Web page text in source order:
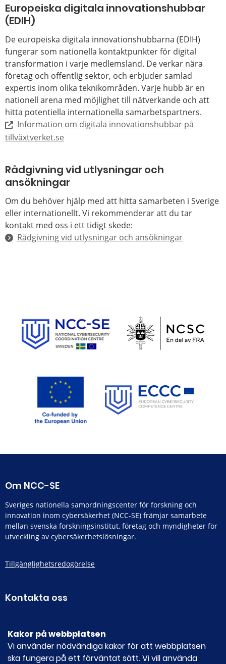
Europeiska digitala innovationshubbar
(EDIH)
De europeiska digitala innovationshubbarna (EDIH)
fungerar som nationella kontaktpunkter för digital
transformation i varje medlemsland. De verkar nära
företag och offentlig sektor, och erbjuder samlad
expertis inom olika teknikområden. Varje hubb är en
nationell arena med möjlighet till nätverkande och att
hitta potentiella internationella samarbetspartners.
Information om digitala innovationshubbar på
tillväxtverket.se
Rådgivning vid utlysningar och
ansökningar
Om du behöver hjälp med att hitta samarbeten i Sverige
eller internationellt. Vi rekommenderar att du tar
kontakt med oss i ett tidigt skede:
Rådgivning vid utlysningar och ansökningar
Om NCC-SE
Sveriges nationella samordningscenter för forskning och
innovation inom cybersäkerhet (NCC-SE) främjar samarbete
mellan svenska forskningsinstitut, företag och myndigheter för
utveckling av cybersäkerhetslösningar.
Tillgänglighetsredogörelse
Kontakta oss
Kakor på webbplatsen
Vi använder nödvändiga kakor för att webbplatsen
ska fungera på ett förväntat sätt. Vi vill använda